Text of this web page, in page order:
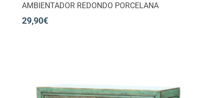
AMBIENTADOR REDONDO PORCELANA
29,90€